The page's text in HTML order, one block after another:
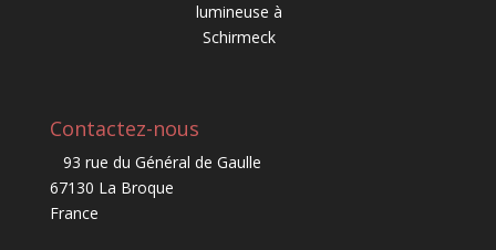
lumineuse à
Schirmeck
Contactez-nous
93 rue du Général de Gaulle
67130 La Broque
France